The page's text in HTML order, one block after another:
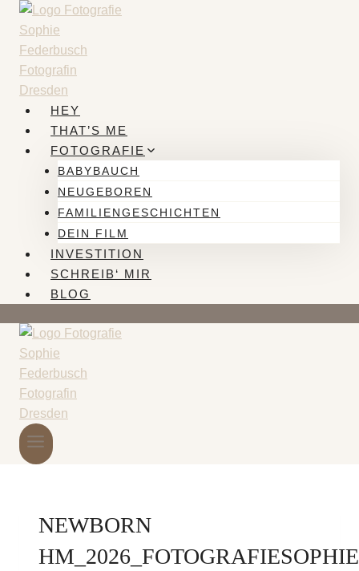
Zum
Inhalt
springen
HEY
THAT’S ME
FOTOGRAFIE
BABYBAUCH
NEUGEBOREN
FAMILIENGESCHICHTEN
DEIN FILM
INVESTITION
SCHREIB‘ MIR
BLOG
NEWBORN